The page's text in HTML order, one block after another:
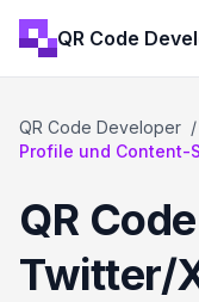
QR Code
QR Code Developer /
Profile und Content-
QR
Twitter/